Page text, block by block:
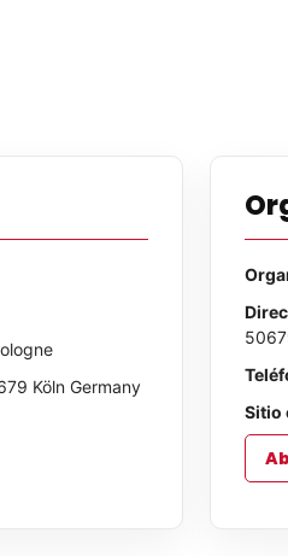
Köln Germany
Sitio